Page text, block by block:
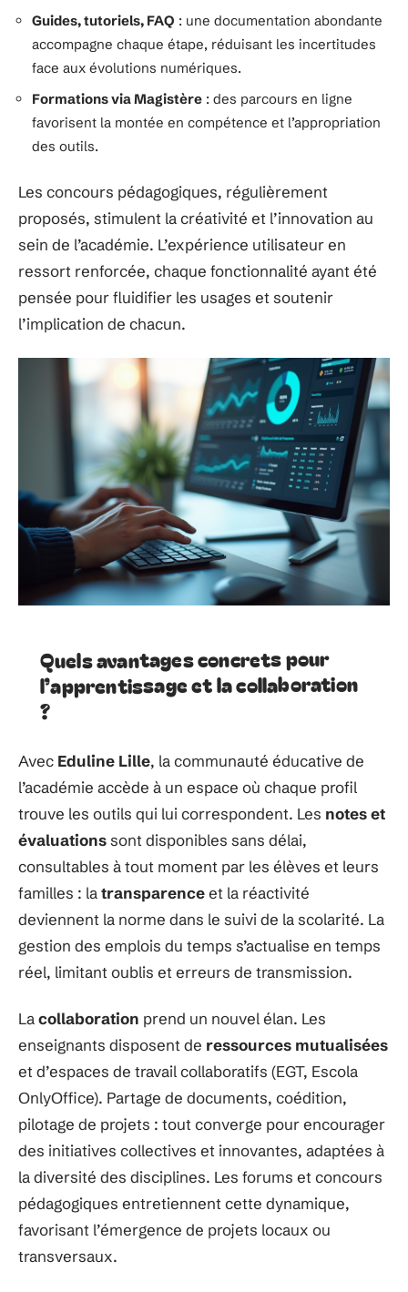
Guides, tutoriels, FAQ : une documentation abondante
accompagne chaque étape, réduisant les incertitudes
face aux évolutions numériques.
Formations via Magistère : des parcours en ligne
favorisent la montée en compétence et l’appropriation
des outils.
Les concours pédagogiques, régulièrement
proposés, stimulent la créativité et l’innovation au
sein de l’académie. L’expérience utilisateur en
ressort renforcée, chaque fonctionnalité ayant été
pensée pour fluidifier les usages et soutenir
l’implication de chacun.
Quels avantages concrets pour
l’apprentissage et la collaboration
?
Avec Eduline Lille, la communauté éducative de
l’académie accède à un espace où chaque profil
trouve les outils qui lui correspondent. Les notes et
évaluationssont disponibles sans délai,
consultables à tout moment par les élèves et leurs
familles : latransparenceet la réactivité
deviennent la norme dans le suivi de la scolarité. La
gestion des emplois du temps s’actualise en temps
réel, limitant oublis et erreurs de transmission.
Lacollaboration prend un nouvel élan. Les
enseignants disposent de ressources mutualisées
et d’espaces de travail collaboratifs (EGT, Escola
OnlyOffice). Partage de documents, coédition,
pilotage de projets : tout converge pour encourager
des initiatives collectives et innovantes, adaptées à
la diversité des disciplines. Les forums et concours
pédagogiques entretiennent cette dynamique,
favorisant l’émergence de projets locaux ou
transversaux.